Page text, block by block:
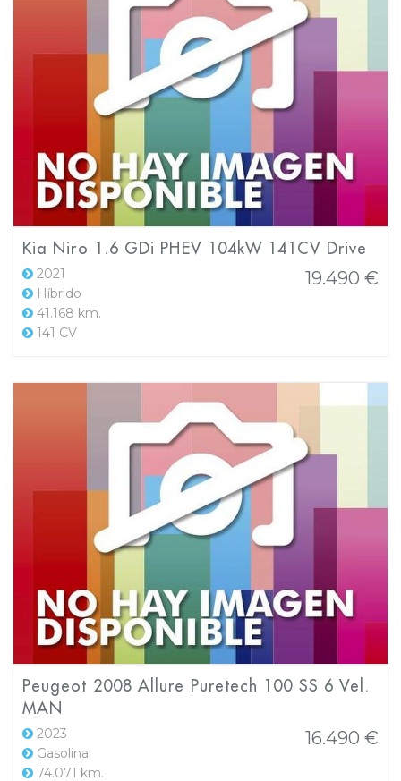
Kia Niro 1.6 GDi PHEV 104kW 141CV Drive
2021
Híbrido
41.168 km.
141 CV
19.490 €
Peugeot 2008 Allure Puretech 100 SS 6 Vel.
MAN
2023
Gasolina
74.071 km.
16.490 €